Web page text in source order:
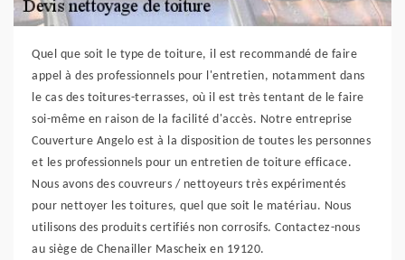
Quel que soit le type de toiture, il est recommandé de faire
appel à des professionnels pour l'entretien, notamment dans
le cas des toitures-terrasses, où il est très tentant de le faire
soi-même en raison de la facilité d'accès. Notre entreprise
Couverture Angelo est à la disposition de toutes les personnes
et les professionnels pour un entretien de toiture efficace.
Nous avons des couvreurs / nettoyeurs très expérimentés
pour nettoyer les toitures, quel que soit le matériau. Nous
utilisons des produits certifiés non corrosifs. Contactez-nous
au siège de Chenailler Mascheix en 19120.